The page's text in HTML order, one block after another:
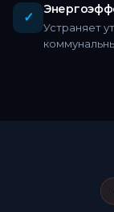
✓
Устраняет